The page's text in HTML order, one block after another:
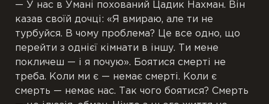
— У нас в Умані похований Цадик Нахман. Він
казав своїй дочці: «Я вмираю, але ти не
турбуйся. В чому проблема? Це все одно, що
перейти з однієї кімнати в іншу. Ти мене
покличеш — і я почую». Боятися смерті не
треба. Коли ми є — немає смерті. Коли є
смерть — немає нас. Так чого боятися? Смерть